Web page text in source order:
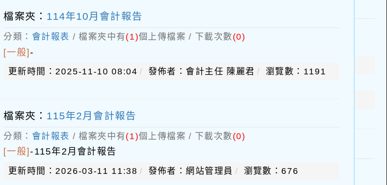
檔案夾： 114年10月會計報告
分類： 會計報表 / 檔案夾中有(1)個上傳檔案 / 下載次數(0)
[一般]-
更新時間：2025-11-10 08:04 發佈者：會計主任 陳麗君 瀏覽數：1191
檔案夾： 115年2月會計報告
分類： 會計報表 / 檔案夾中有(1)個上傳檔案 / 下載次數(0)
[一般]-115年2月會計報告
更新時間：2026-03-11 11:38 發佈者：網站管理員 瀏覽數：676